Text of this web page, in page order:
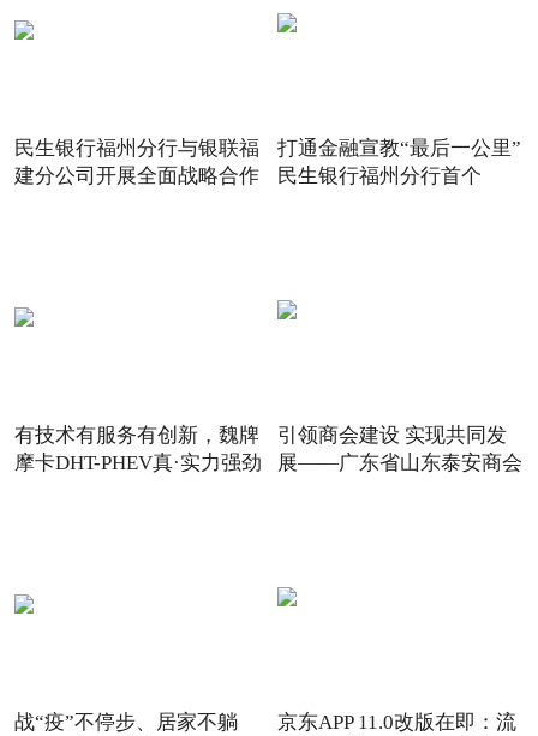
民生银行福州分行与银联福
建分公司开展全面战略合作
打通金融宣教“最后一公里”
民生银行福州分行首个
有技术有服务有创新，魏牌
摩卡DHT-PHEV真·实力强劲
引领商会建设 实现共同发
展——广东省山东泰安商会
战“疫”不停步、居家不躺
京东APP 11.0改版在即：流